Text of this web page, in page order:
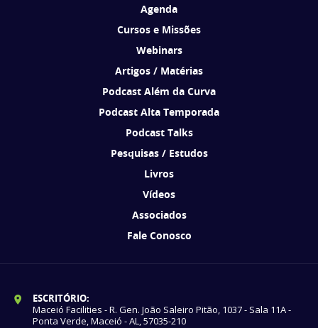
Agenda
Cursos e Missões
Webinars
Artigos / Matérias
Podcast Além da Curva
Podcast Alta Temporada
Podcast Talks
Pesquisas / Estudos
Livros
Vídeos
Associados
Fale Conosco
ESCRITÓRIO:
Maceió Facilities - R. Gen. João Saleiro Pitão, 1037 - Sala 11A -
Ponta Verde, Maceió - AL, 57035-210